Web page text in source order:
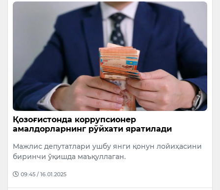
Қозоғистонда коррупсионер
амалдорларнинг рўйхати яратилади
Мажлис депутатлари ушбу янги қонун лойиҳасини
биринчи ўқишда маъқуллаган.
09:45 / 16.01.2025